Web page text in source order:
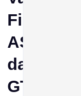
Firebolt
ASP
dans
GTA